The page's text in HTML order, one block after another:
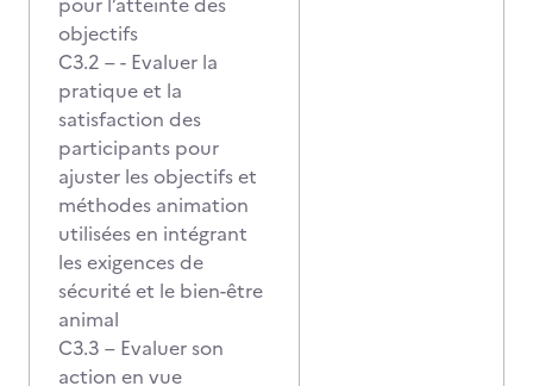
objectifs
C3.2 – - Evaluer la
pratique et la
satisfaction des
participants pour
ajuster les objectifs et
méthodes animation
utilisées en intégrant
les exigences de
sécurité et le bien-être
animal
C3.3 – Evaluer son
action en vue